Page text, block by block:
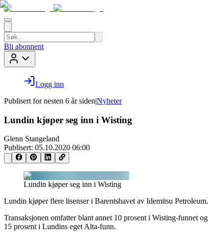
Bli abonnent
Logg inn
Publisert for nesten 6 år siden|Nyheter
Lundin kjøper seg inn i Wisting
Glenn Stangeland
Publisert: 05.10.2020 06:00
Lundin kjøper seg inn i Wisting
Lundin kjøper flere lisenser i Barentshavet av Idemitsu Petroleum.
Transaksjonen omfatter blant annet 10 prosent i Wisting-funnet og
15 prosent i Lundins eget Alta-funn.